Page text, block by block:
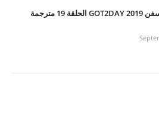
برنامج قوت سفن GOT2DAY 2019 الحلقة 19 مترجمة